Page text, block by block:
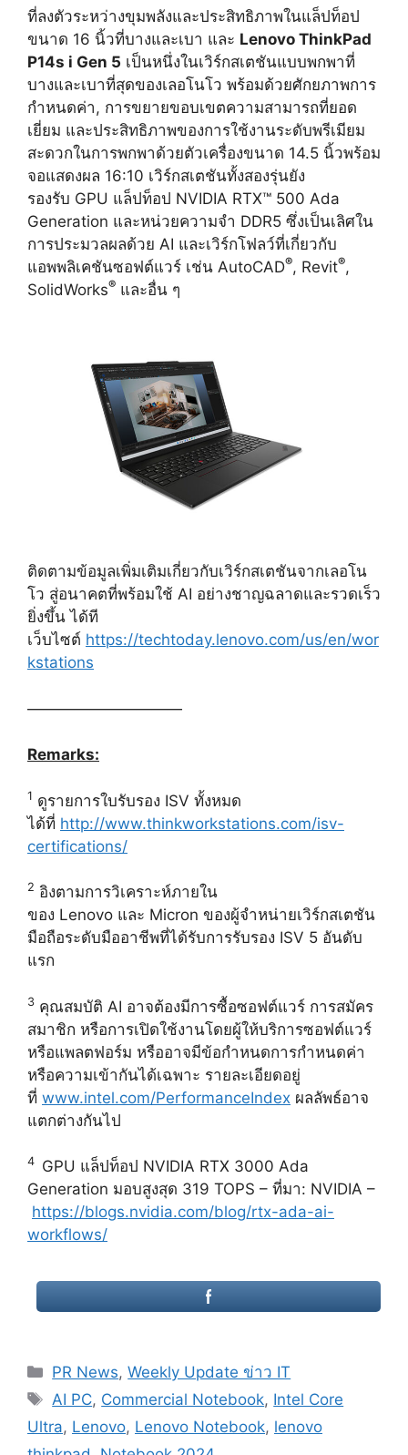
ที่ลงตัวระหว่างขุมพลังและประสิทธิภาพในแล็ปท็อป
ขนาด 16 นิ้วที่บางและเบา และ Lenovo ThinkPad
P14s i Gen 5 เป็นหนึ่งในเวิร์กสเตชันแบบพกพาที่
บางและเบาที่สุดของเลอโนโว พร้อมด้วยศักยภาพการ
กำหนดค่า, การขยายขอบเขตความสามารถที่ยอด
เยี่ยม และประสิทธิภาพของการใช้งานระดับพรีเมียม
สะดวกในการพกพาด้วยตัวเครื่องขนาด 14.5 นิ้วพร้อม
จอแสดงผล 16:10 เวิร์กสเตชันทั้งสองรุ่นยัง
รองรับ GPU แล็ปท็อป NVIDIA RTX™ 500 Ada
Generation และหน่วยความจำ DDR5 ซึ่งเป็นเลิศใน
การประมวลผลด้วย AI และเวิร์กโฟลว์ที่เกี่ยวกับ
แอพพลิเคชันซอฟต์แวร์ เช่น AutoCAD®, Revit®,
SolidWorks® และอื่น ๆ
ติดตามข้อมูลเพิ่มเติมเกี่ยวกับเวิร์กสเตชันจากเลอโน
โว สู่อนาคตที่พร้อมใช้ AI อย่างชาญฉลาดและรวดเร็ว
ยิ่งขึ้น ได้ที
เว็บไซต์ https://techtoday.lenovo.com/us/en/wor
kstations
——————————
Remarks:
1 ดูรายการใบรับรอง ISV ทั้งหมด
ได้ที่ http://www.thinkworkstations.com/isv-
certifications/
2 อิงตามการวิเคราะห์ภายใน
ของ Lenovo และ Micron ของผู้จำหน่ายเวิร์กสเตชัน
มือถือระดับมืออาชีพที่ได้รับการรับรอง ISV 5 อันดับ
แรก
3 คุณสมบัติ AI อาจต้องมีการซื้อซอฟต์แวร์ การสมัคร
สมาชิก หรือการเปิดใช้งานโดยผู้ให้บริการซอฟต์แวร์
หรือแพลตฟอร์ม หรืออาจมีข้อกำหนดการกำหนดค่า
หรือความเข้ากันได้เฉพาะ รายละเอียดอยู่
ที่ www.intel.com/PerformanceIndex ผลลัพธ์อาจ
แตกต่างกันไป
4 GPU แล็ปท็อป NVIDIA RTX 3000 Ada
Generation มอบสูงสุด 319 TOPS – ที่มา: NVIDIA –
https://blogs.nvidia.com/blog/rtx-ada-ai-
workflows/
Categories
PR News,Weekly Update ข่าว IT
Tags
AI PC, Commercial Notebook, Intel Core
Ultra, Lenovo, Lenovo Notebook, lenovo